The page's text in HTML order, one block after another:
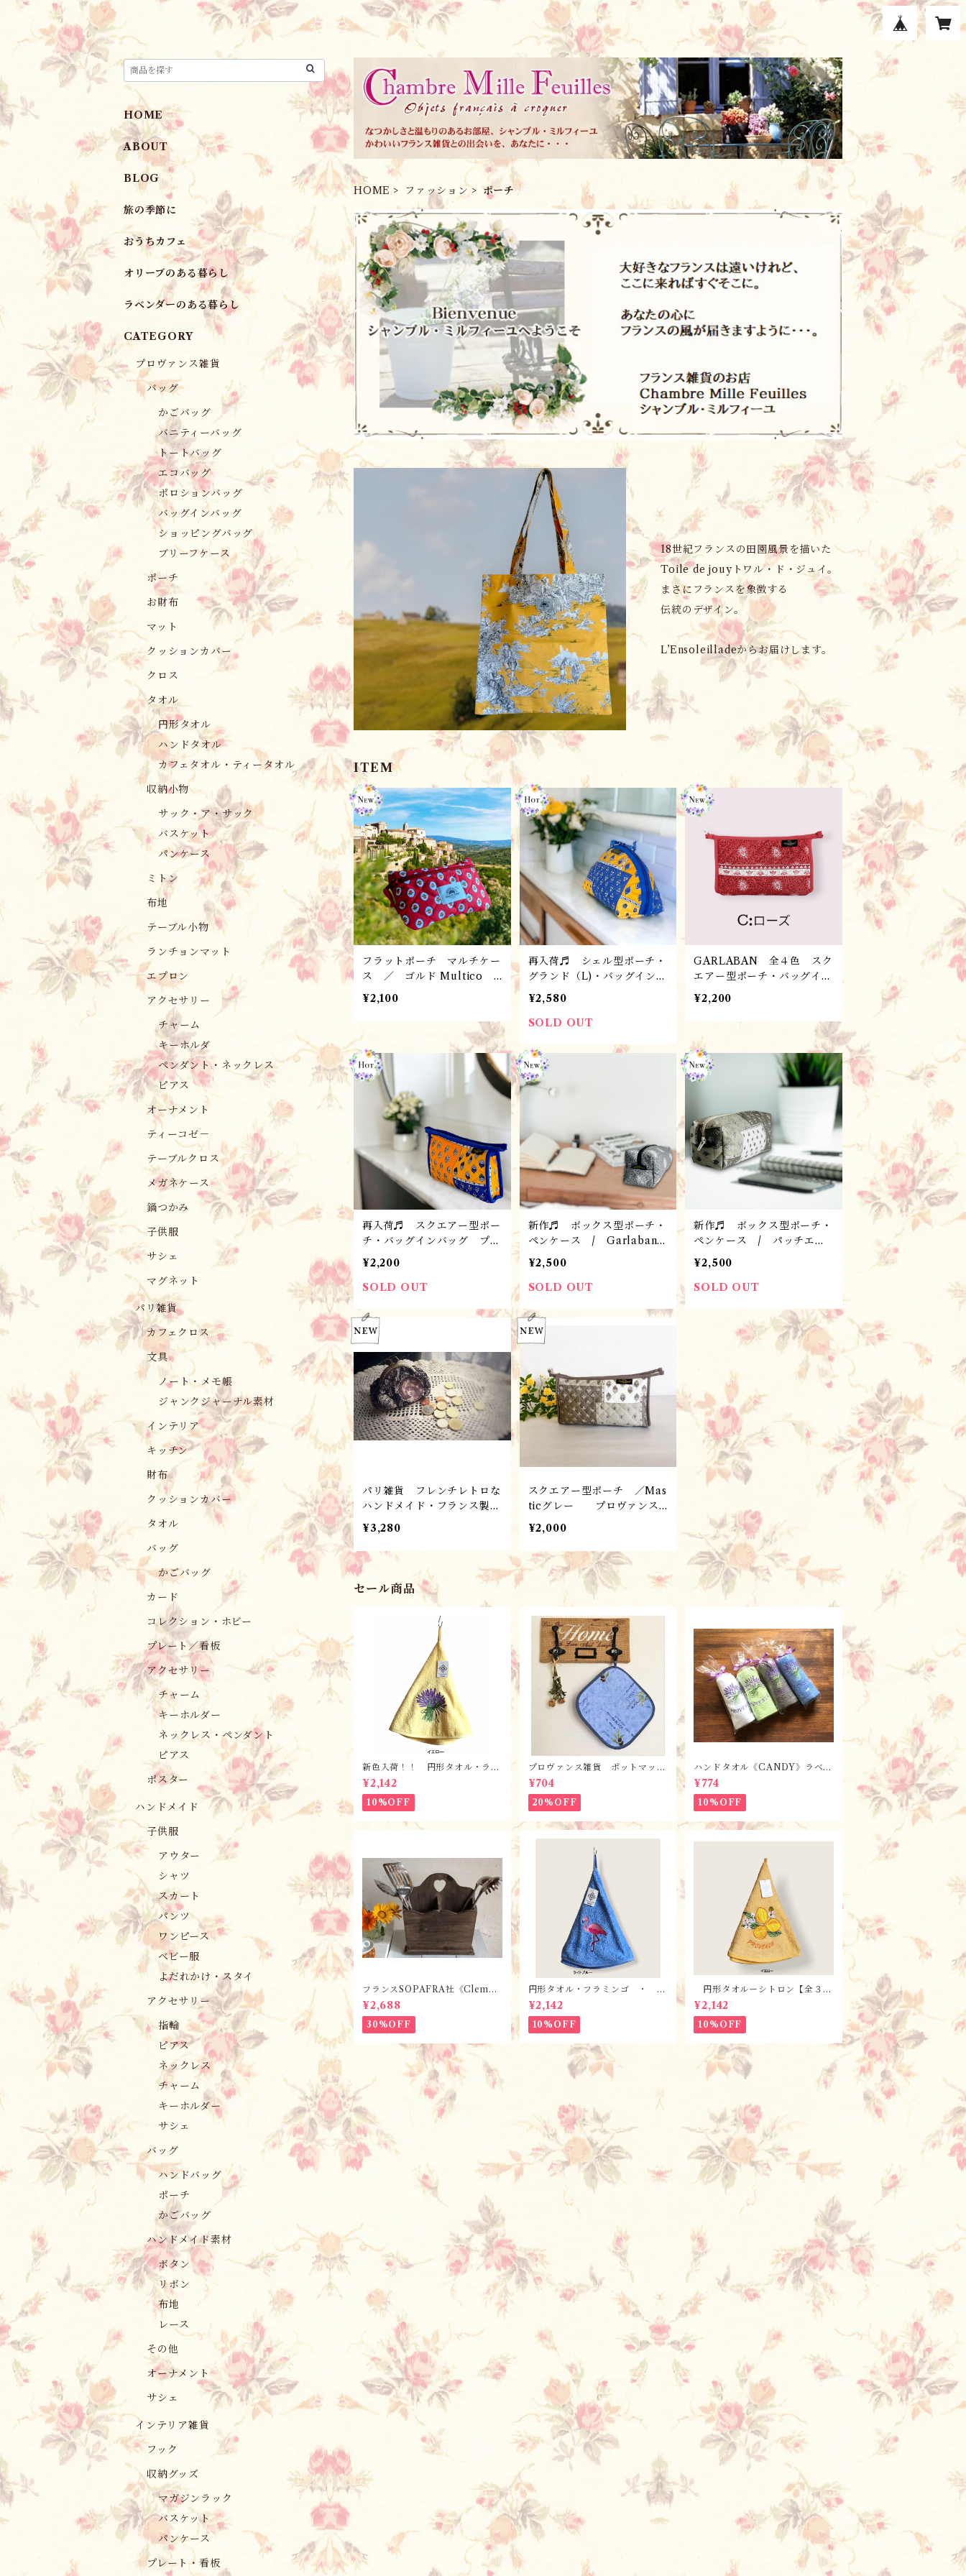
HOME ファッション ポーチ
18世紀フランスの田園風景を描いた
Toile de jouyトワル・ド・ジュイ。
まさにフランスを象徴する
伝統のデザイン。
L’Ensoleilladeからお届けします。
ITEM
フラットポーチ マルチケー
ス ／ ゴルド Multico
ルージュ ／ プロヴァンス
雑貨 ＊フランス・L’Ensol
eilladeランソレイヤード社
¥2,100
再入荷♬ シェル型ポーチ・
グランド（L)・バッグインバ
ッグ / パッチ・エステレ
ル・ブルージョヌ / プロ
ヴァンス雑貨 ＊フランス
ヤード社
¥2,580
SOLD OUT
GARLABAN 全４色 スク
エアー型ポーチ・バッグイン
貨 ＊フランス・L’Ensoleil
ladeランソレイヤード社
¥2,200
再入荷♬ スクエアー型ポー
チ・バッグインバッグ プロ
ヴァンス雑貨 ／ パッチ・
エストレル・ブルージョヌ＊
フランス・L’Ensoleillade
¥2,200
SOLD OUT
新作♬ ボックス型ポーチ・
ペンケース / Garlaban・
グリ / プロヴァンス雑貨
＊フランス・L’Ensoleillad
eランソレイヤード社
¥2,500
SOLD OUT
新作♬ ボックス型ポーチ・
ペンケース / パッチエス
トレル・マスティック /
プロヴァンス雑貨＊フラン
ス・L’Ensoleilladeランソ
¥2,500
SOLD OUT
パリ雑貨 フレンチレトロな
ハンドメイド・フランス製が
ま口おさいふ（Nadine) /
フィーユ・レトロ
¥3,280
スクエアー型ポーチ ／Mas
ticグレー プロヴァンス
雑貨 ＊フランス・L’Ensol
eilladeランソレイヤード
社
¥2,000
セール商品
新色入荷！！ 円形タオル・ラヴ
ァンド【全６色】 / フランスT
isssus-Toselli社 フランスのお
土産
¥2,142
10%OFF
プロヴァンス雑貨 ポットマッ
ト・鍋つかみ／ オリーブ・ブル
ー/ フランス・ランソレイヤード
社
¥704
20%OFF
ハンドタオル《CANDY》ラベン
ダー【全7色】 / フランスTiss
sus-Toselli社 フランスのお土
産／プロヴァンス
¥774
10%OFF
フランスSOPAFRA社《Clemen
tine Creation》 フレンチレト
ロ・シャビーなカトラリーボック
ス
¥2,688
30%OFF
円形タオル・フラミンゴ ・ 全
2色 / フランスTisssus-Tosel
li社 フランスのお土産
¥2,142
10%OFF
円形タオルーシトロン【全３
色】 / フランスTisssus-Tos
elli社 フランスのお土産
¥2,142
10%OFF
HOME
ABOUT
BLOG
旅の季節に
おうちカフェ
オリーブのある暮らし
ラベンダーのある暮らし
CATEGORY
プロヴァンス雑貨
バッグ
かごバッグ
バニティーバッグ
トートバッグ
エコバッグ
ポロションバッグ
バッグインバッグ
ショッピングバッグ
ブリーフケース
ポーチ
お財布
マット
クッションカバー
クロス
タオル
円形タオル
ハンドタオル
カフェタオル・ティータオル
収納小物
サック・ア・サック
バスケット
パンケース
ミトン
布地
テーブル小物
ランチョンマット
エプロン
アクセサリー
チャーム
キーホルダ
ペンダント・ネックレス
ピアス
オーナメント
ティーコゼ－
テーブルクロス
メガネケース
鍋つかみ
子供服
サシェ
マグネット
パリ雑貨
カフェクロス
文具
ノート・メモ帳
ジャンクジャーナル素材
インテリア
キッチン
財布
クッションカバー
タオル
バッグ
かごバッグ
カード
コレクション・ホビー
プレート／看板
アクセサリー
チャーム
キーホルダー
ネックレス・ペンダント
ピアス
ポスター
ハンドメイド
子供服
アウター
シャツ
スカート
パンツ
ワンピース
ベビー服
よだれかけ・スタイ
アクセサリー
指輪
ピアス
ネックレス
チャーム
キーホルダー
サシェ
バッグ
ハンドバッグ
ポーチ
かごバッグ
ハンドメイド素材
ボタン
リボン
布地
レース
その他
オーナメント
サシェ
インテリア雑貨
フック
収納グッズ
マガジンラック
バスケット
パンケース
プレート・看板